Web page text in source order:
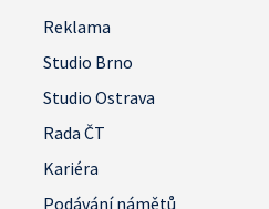
Reklama
Studio Brno
Studio Ostrava
Rada ČT
Kariéra
Podávání námětů